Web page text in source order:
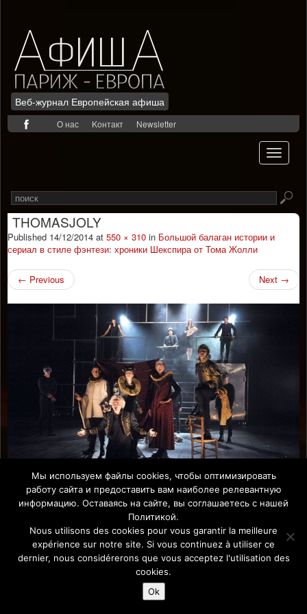
Веб-журнал Европейская афиша
О нас Kонтакт Newsletter
Toggle
Search
for
THOMASJOLY
Published 14/12/2014 at 550 × 310 in Большой балаган истории и
сериал в стиле фэнтези: хроники Шекспира от Тома Жолли
← Previous Next →
Affiche Paris-Europe magazine/ Афиша Париж-Европа © 2011-
2026 Afficha.info -Tous droits réservés/ Все права защищены –
Mentions légales
Мы используем файлы cookies, чтобы оптимизировать
работу сайта и предоставить вам наиболее релевантную
информацию. Оставаясь на сайте, вы соглашаетесь с нашей
Политикой.
Nous utilisons des cookies pour vous garantir la meilleure
expérience sur notre site. Si vous continuez à utiliser ce
dernier, nous considérerons que vous acceptez l'utilisation des
cookies.
Ok